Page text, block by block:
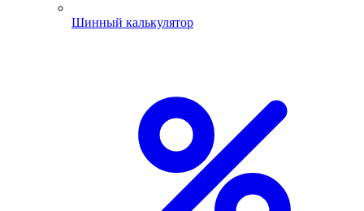
Шинный калькулятор